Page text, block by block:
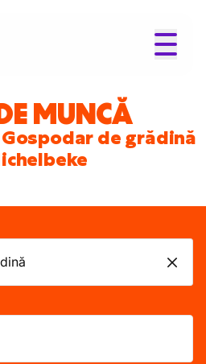
MUNCĂ
de grădină